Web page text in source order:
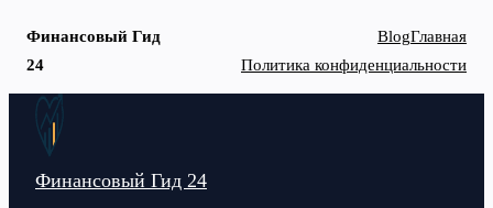
Финансовый Гид
24
BlogГлавная
Политика конфиденциальности
Перейти
Финансовый Гид 24